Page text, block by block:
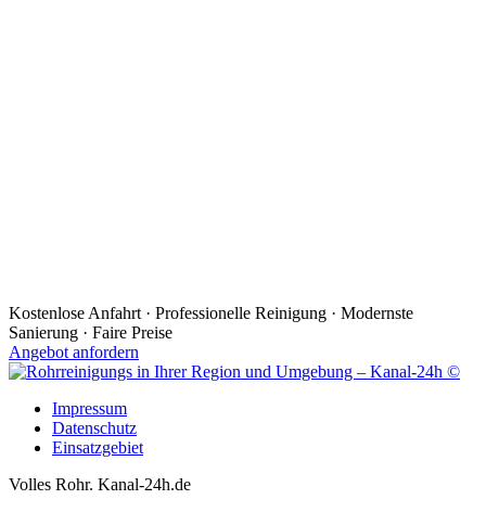
Kostenlose Anfahrt · Professionelle Reinigung · Modernste
Sanierung · Faire Preise
Angebot anfordern
Impressum
Datenschutz
Einsatzgebiet
Volles Rohr. Kanal-24h.de